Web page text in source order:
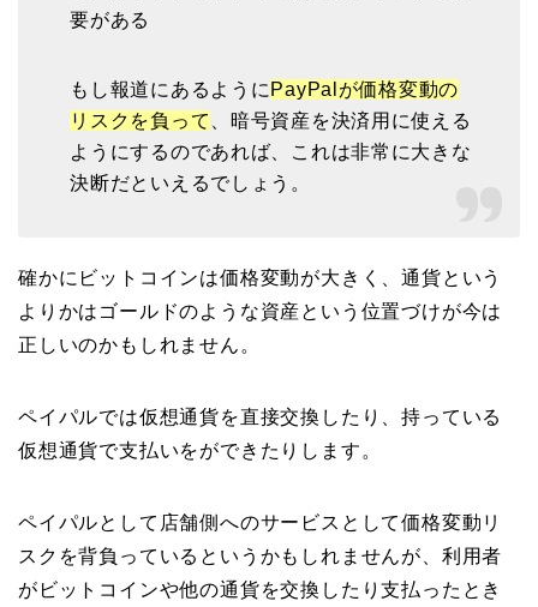
要がある
もし報道にあるように PayPalが価格変動の
リスクを負って
、暗号資産を決済用に使える
ようにするのであれば、これは非常に大きな
決断だといえるでしょう。
確かにビットコインは価格変動が大きく、通貨という
よりかはゴールドのような資産という位置づけが今は
正しいのかもしれません。
ペイパルでは仮想通貨を直接交換したり、持っている
仮想通貨で支払いをができたりします。
ペイパルとして店舗側へのサービスとして価格変動リ
スクを背負っているというかもしれませんが、利用者
がビットコインや他の通貨を交換したり支払ったとき